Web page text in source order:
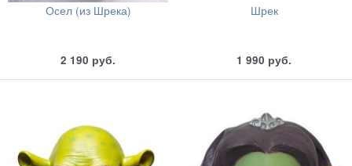
Осел (из Шрека)
2 190 руб.
Шрек
1 990 руб.